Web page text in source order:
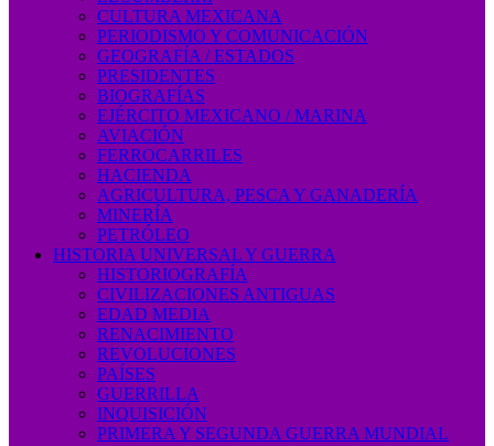
CULTURA MEXICANA
PERIODISMO Y COMUNICACIÓN
GEOGRAFÍA / ESTADOS
PRESIDENTES
BIOGRAFÍAS
EJÉRCITO MEXICANO / MARINA
AVIACIÓN
FERROCARRILES
HACIENDA
AGRICULTURA, PESCA Y GANADERÍA
MINERÍA
PETRÓLEO
HISTORIA UNIVERSAL Y GUERRA
HISTORIOGRAFÍA
CIVILIZACIONES ANTIGUAS
EDAD MEDIA
RENACIMIENTO
REVOLUCIONES
PAÍSES
GUERRILLA
INQUISICIÓN
PRIMERA Y SEGUNDA GUERRA MUNDIAL